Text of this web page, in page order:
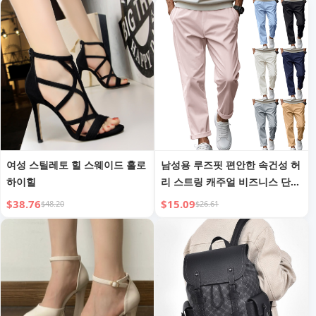
여성 스틸레토 힐 스웨이드 홀로
하이힐
$38.76$48.20
남성용 루즈핏 편안한 속건성 허
리 스트링 캐주얼 비즈니스 단색
바지
$15.09$26.61